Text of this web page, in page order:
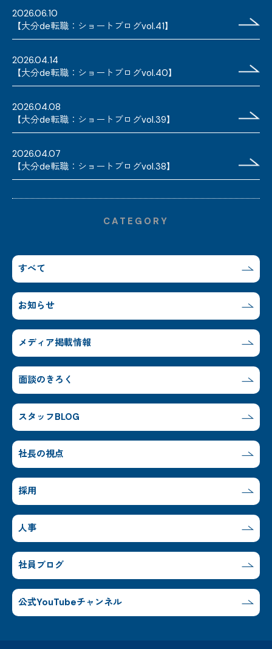
2026.06.10
【大分de転職：ショートブログvol.41】
2026.04.14
【大分de転職：ショートブログvol.40】
2026.04.08
【大分de転職：ショートブログvol.39】
2026.04.07
【大分de転職：ショートブログvol.38】
CATEGORY
すべて
お知らせ
メディア掲載情報
面談のきろく
スタッフBLOG
社長の視点
採用
人事
社員ブログ
公式YouTubeチャンネル